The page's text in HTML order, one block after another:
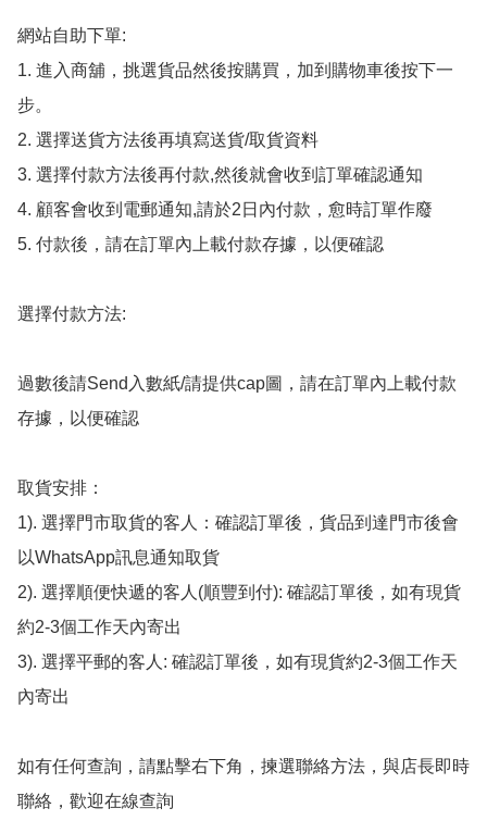
網站自助下單:
1. 進入商舖，挑選貨品然後按購買，加到購物車後按下一
步。
2. 選擇送貨方法後再填寫送貨/取貨資料
3. 選擇付款方法後再付款,然後就會收到訂單確認通知
4. 顧客會收到電郵通知,請於2日內付款，愈時訂單作廢
5. 付款後，請在訂單內上載付款存據，以便確認
選擇付款方法:
過數後請Send入數紙/請提供cap圖，請在訂單內上載付款
存據，以便確認
取貨安排：
1). 選擇門市取貨的客人：確認訂單後，貨品到達門市後會
以WhatsApp訊息通知取貨
2). 選擇順便快遞的客人(順豐到付): 確認訂單後，如有現貨
約2-3個工作天內寄出
3). 選擇平郵的客人: 確認訂單後，如有現貨約2-3個工作天
內寄出
如有任何查詢，請點擊右下角，揀選聯絡方法，與店長即時
聯絡，歡迎在線查詢